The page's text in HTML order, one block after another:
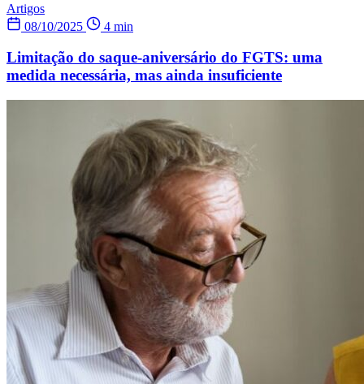
Artigos
08/10/2025
4 min
Limitação do saque-aniversário do FGTS: uma
medida necessária, mas ainda insuficiente